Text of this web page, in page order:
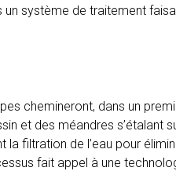
un système de traitement
chemineront, dans un
et des méandres s’étalant
la filtration de l’eau pour
fait appel à une